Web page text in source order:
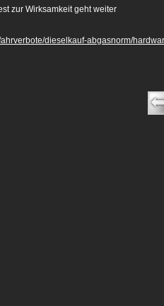
zur Wirksamkeit geht weiter
dieselkauf-abgasnorm/